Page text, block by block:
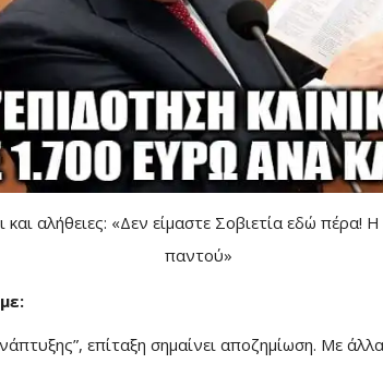
και αλήθειες: «Δεν είμαστε Σοβιετία εδώ πέρα!
παντού»
επίταξη σημαίνει αποζημίωση. Με άλλα